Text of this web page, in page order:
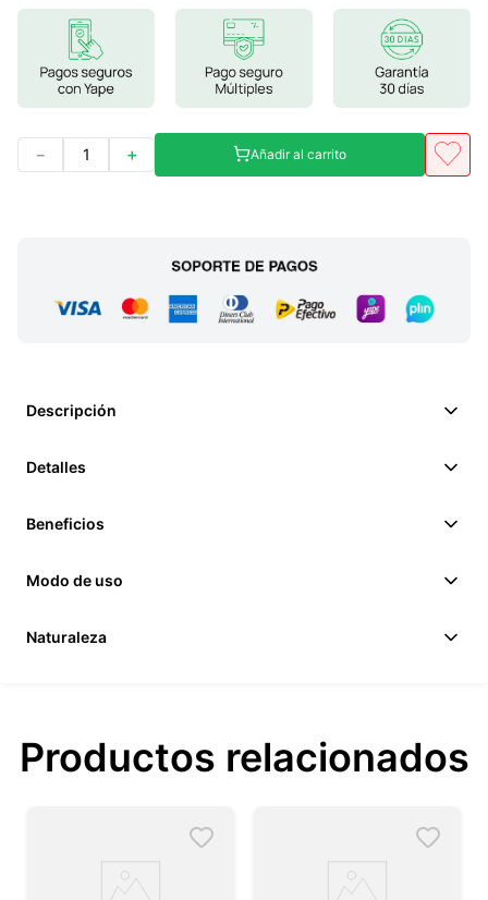
＋
－ Añadir al carrito
Descripción
Detalles
Beneficios
Modo de uso
Naturaleza
Productos relacionados